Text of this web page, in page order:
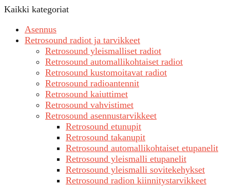
Kaikki kategoriat
Asennus
Retrosound radiot ja tarvikkeet
Retrosound yleismalliset radiot
Retrosound automallikohtaiset radiot
Retrosound kustomoitavat radiot
Retrosound radioantennit
Retrosound kaiuttimet
Retrosound vahvistimet
Retrosound asennustarvikkeet
Retrosound etunupit
Retrosound takanupit
Retrosound automallikohtaiset etupanelit
Retrosound yleismalli etupanelit
Retrosound yleismalli sovitekehykset
Retrosound radion kiinnitystarvikkeet